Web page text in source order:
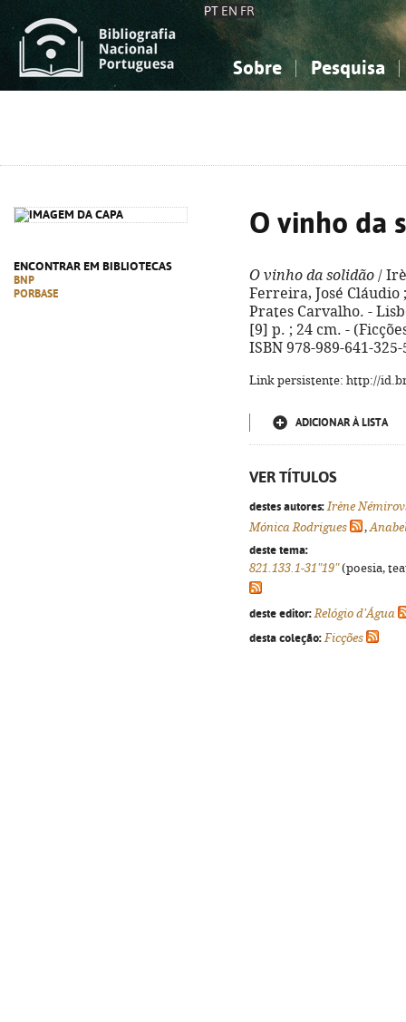
PT EN FR
Sobre Pesquisa
ENCONTRAR EM BIBLIOTECAS
BNP
PORBASE
O vinho da
O vinho da solidão /
Ferreira, José
Prates Carvalho. -
[9] p. ; 24 cm. -
ISBN 978-989-641-325-
Link persistente: http://
ADICIONAR À LISTA
VER TÍTULOS
destes autores: Irène
Mónica Rodrigues
,
deste tema:
821.133.1-31"19"(poesia,
deste editor: Relógio d'Água
desta coleção: Ficções